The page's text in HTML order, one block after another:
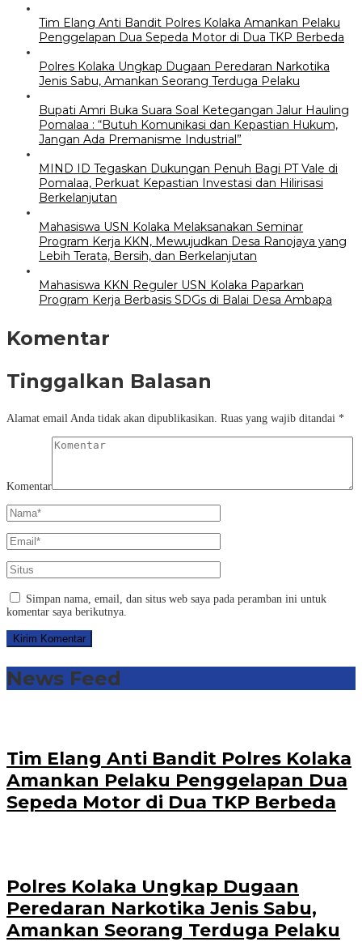
Tim Elang Anti Bandit Polres Kolaka Amankan Pelaku
Penggelapan Dua Sepeda Motor di Dua TKP Berbeda
Polres Kolaka Ungkap Dugaan Peredaran Narkotika
Jenis Sabu, Amankan Seorang Terduga Pelaku
Bupati Amri Buka Suara Soal Ketegangan Jalur Hauling
Pomalaa : “Butuh Komunikasi dan Kepastian Hukum,
Jangan Ada Premanisme Industrial”
MIND ID Tegaskan Dukungan Penuh Bagi PT Vale di
Pomalaa, Perkuat Kepastian Investasi dan Hilirisasi
Berkelanjutan
Mahasiswa USN Kolaka Melaksanakan Seminar
Program Kerja KKN, Mewujudkan Desa Ranojaya yang
Lebih Terata, Bersih, dan Berkelanjutan
Mahasiswa KKN Reguler USN Kolaka Paparkan
Program Kerja Berbasis SDGs di Balai Desa Ambapa
Komentar
Tinggalkan Balasan
Alamat email Anda tidak akan dipublikasikan. Ruas yang wajib ditandai *
Komentar
Simpan nama, email, dan situs web saya pada peramban ini untuk
komentar saya berikutnya.
News Feed
Tim Elang Anti Bandit Polres Kolaka
Amankan Pelaku Penggelapan Dua
Sepeda Motor di Dua TKP Berbeda
Polres Kolaka Ungkap Dugaan
Peredaran Narkotika Jenis Sabu,
Amankan Seorang Terduga Pelaku